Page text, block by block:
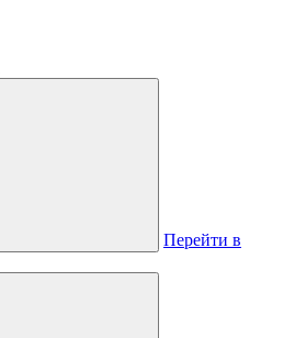
Перейти в